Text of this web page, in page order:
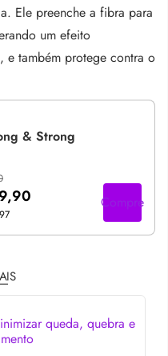
Ele preenche a fibra para
um efeito
e também protege contra o
& Strong
Compre
queda, quebra e